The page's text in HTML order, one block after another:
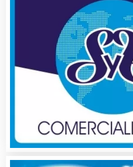
Bebidas
Belleza
Bordados y Estampados